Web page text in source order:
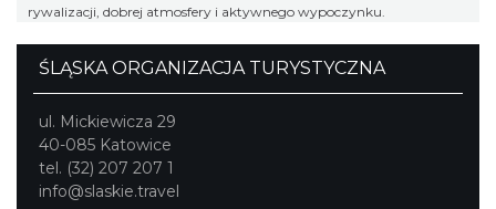
rywalizacji, dobrej atmosfery i aktywnego wypoczynku.
ŚLĄSKA ORGANIZACJA TURYSTYCZNA
ul. Mickiewicza 29
40-085 Katowice
tel. (32) 207 207 1
info@slaskie.travel